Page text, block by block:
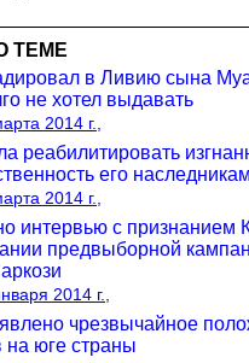
ТЕМЕ
в Ливию сына
не хотел выдавать
2014 г.,
реабилитировать
его наследникам
2014 г.,
интервью с признанием
предвыборной
2014 г.,
чрезвычайное
на юге страны